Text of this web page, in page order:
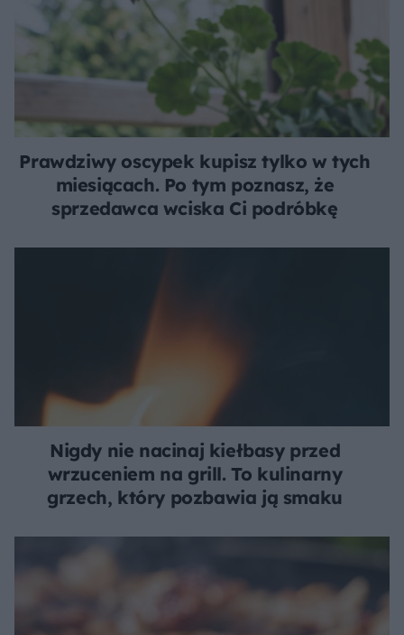
Prawdziwy oscypek kupisz tylko w tych
miesiącach. Po tym poznasz, że
sprzedawca wciska Ci podróbkę
Nigdy nie nacinaj kiełbasy przed
wrzuceniem na grill. To kulinarny
grzech, który pozbawia ją smaku